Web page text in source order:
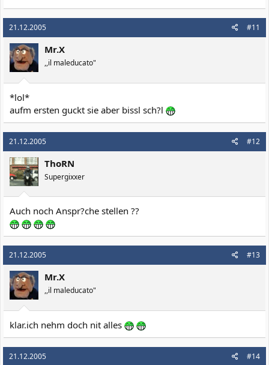
21.12.2005 #11
Mr.X
,,il maleducato"
*lol*
aufm ersten guckt sie aber bissl sch?l
21.12.2005 #12
ThoRN
Supergixxer
Auch noch Anspr?che stellen ??
21.12.2005 #13
Mr.X
,,il maleducato"
klar.ich nehm doch nit alles
21.12.2005 #14